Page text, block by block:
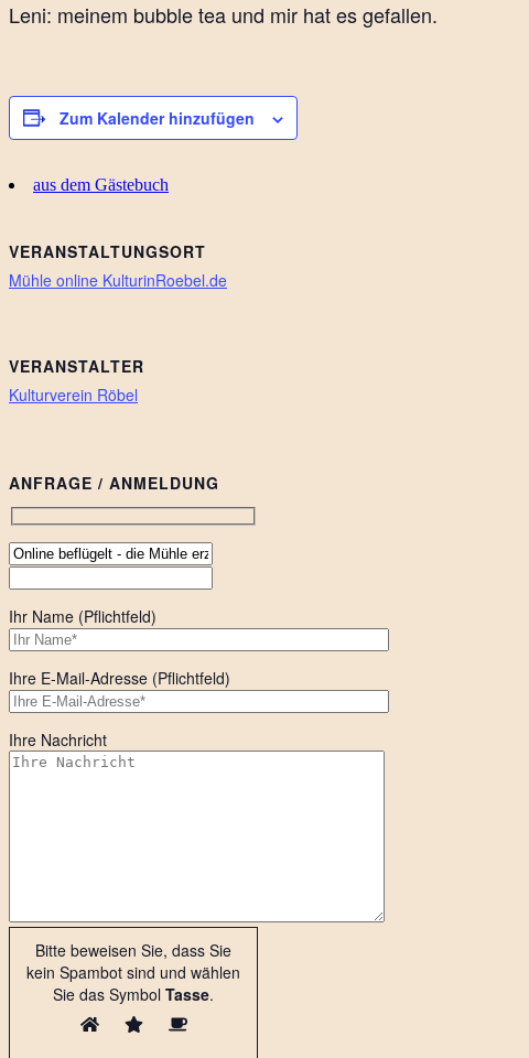
Leni: meinem bubble tea und mir hat es gefallen.
Zum Kalender hinzufügen
aus dem Gästebuch
VERANSTALTUNGSORT
Mühle online KulturinRoebel.de
VERANSTALTER
Kulturverein Röbel
ANFRAGE / ANMELDUNG
Ihr Name (Pflichtfeld)
Ihre E-Mail-Adresse (Pflichtfeld)
Ihre Nachricht
Bitte beweisen Sie, dass Sie
kein Spambot sind und wählen
Sie das Symbol Tasse.